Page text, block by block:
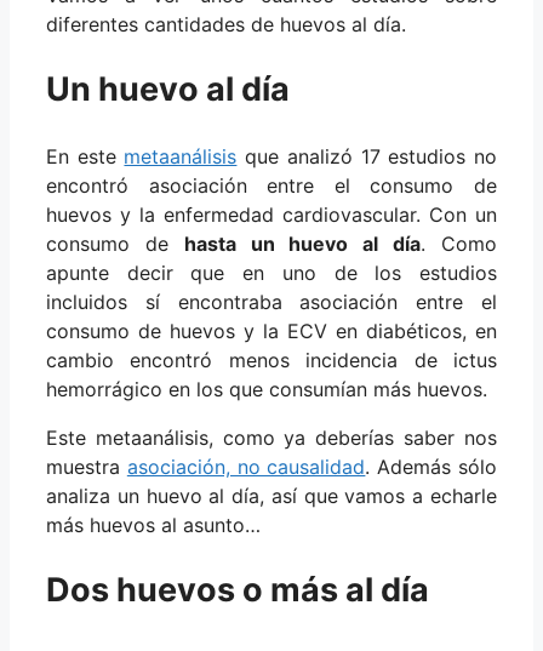
diferentes cantidades de huevos al día.
Un huevo al día
En este metaanálisis que analizó 17 estudios no
encontró asociación entre el consumo de
huevos y la enfermedad cardiovascular. Con un
consumo de hasta un huevo al día. Como
apunte decir que en uno de los estudios
incluidos sí encontraba asociación entre el
consumo de huevos y la ECV en diabéticos, en
cambio encontró menos incidencia de ictus
hemorrágico en los que consumían más huevos.
Este metaanálisis, como ya deberías saber nos
muestra asociación, no causalidad. Además sólo
analiza un huevo al día, así que vamos a echarle
más huevos al asunto…
Dos huevos o más al día